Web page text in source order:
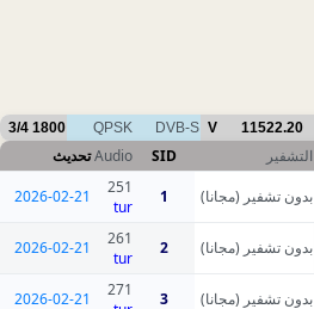
11522.20
V
DVB-S
QPSK
1800
3/4
التشفير SID
Audioتحديث
بدون تشفير (مجانا) 1
251
tur
2026-02-21
بدون تشفير (مجانا) 2
261
tur
2026-02-21
بدون تشفير (مجانا) 3
271
2026-02-21